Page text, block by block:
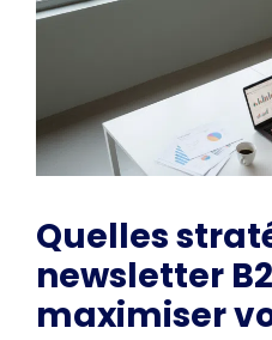
Quelles
newsletter
maximiser